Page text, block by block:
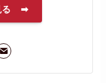
る ➡